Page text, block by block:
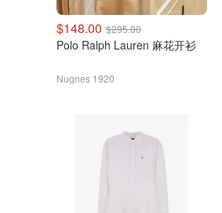
$148.00 $295.00
Polo Ralph Lauren 麻花开衫
Nugnes 1920